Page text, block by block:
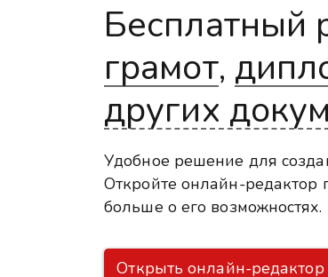
Бесплатный
грамот,
других
Удобное решение для
Откройте онлайн-редактор
больше о его возможностях.
Открыть онлайн-редактор